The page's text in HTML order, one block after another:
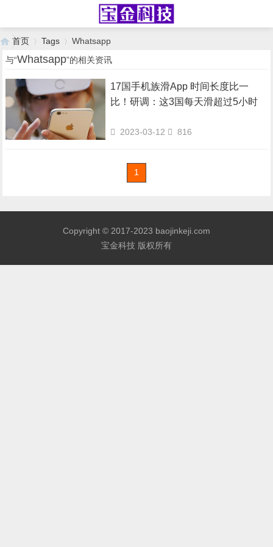
首页
›
Tags
›
Whatsapp
与“Whatsapp”的相关资讯
17国手机族滑App 时间长度比一
比！研调：这3国每天滑超过5小时
2023-03-12 816
1
Copyright © 2017-2023 baojinkeji.com
宝金科技 版权所有